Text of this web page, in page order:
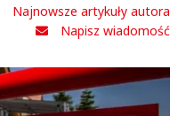
Najnowsze artykuły autora
Napisz wiadomość